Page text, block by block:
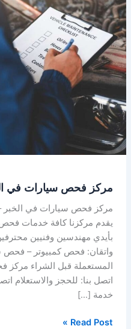
مركز فحص سيارات في
مركز فحص سيارات في الخبر –
يقدم مركزنا كافة خدمات
بأيدي مهندسين وفنيين
واتقان: فحص كمبيوتر –
المستعملة قبل الشراء
خدمة […]
–
الدمام
Read Post »